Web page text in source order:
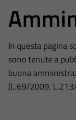
In questa pagina
sono tenute a
buona
(L.69/2009,